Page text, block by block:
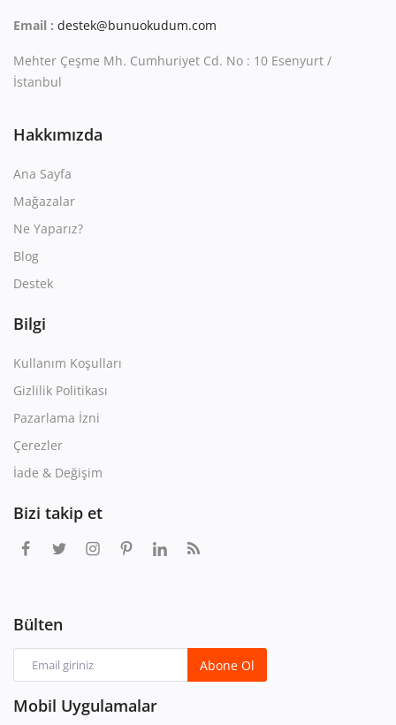
Email : destek@bunuokudum.com
Mehter Çeşme Mh. Cumhuriyet Cd. No : 10 Esenyurt /
İstanbul
Hakkımızda
Ana Sayfa
Mağazalar
Ne Yaparız?
Blog
Destek
Bilgi
Kullanım Koşulları
Gizlilik Politikası
Pazarlama İzni
Çerezler
İade & Değişim
Bizi takip et
Bülten
Abone Ol
Mobil Uygulamalar